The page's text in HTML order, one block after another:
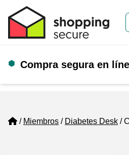
Compra segura en
Home
Miembros Diabetes Desk